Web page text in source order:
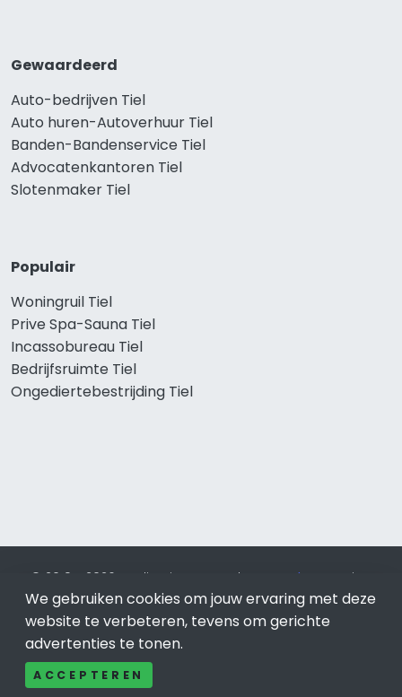
Gewaardeerd
Auto-bedrijven Tiel
Auto huren-Autoverhuur Tiel
Banden-Bandenservice Tiel
Advocatenkantoren Tiel
Slotenmaker Tiel
Populair
Woningruil Tiel
Prive Spa-Sauna Tiel
Incassobureau Tiel
Bedrijfsruimte Tiel
Ongediertebestrijding Tiel
© 2019 - 2026 Realisatie en SEO door SEO-bureau
Lion
Internet. Betaal alleen voor bewezen resultaten?SEO
optimalisatie No Cure No Pay.Tielis onderdeel van Lion
Internet.
We gebruiken cookies om jouw ervaring met deze
website te verbeteren, tevens om gerichte
advertenties te tonen.
ACCEPTEREN